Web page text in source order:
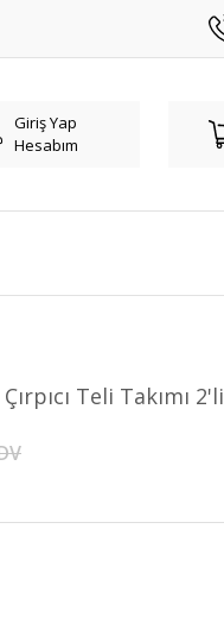
Giriş Yap
Hesabım
Teli Takımı 2'li